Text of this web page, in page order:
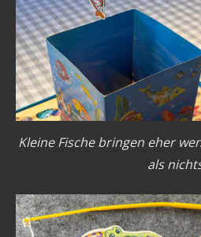
Kleine Fische bringen eher
als